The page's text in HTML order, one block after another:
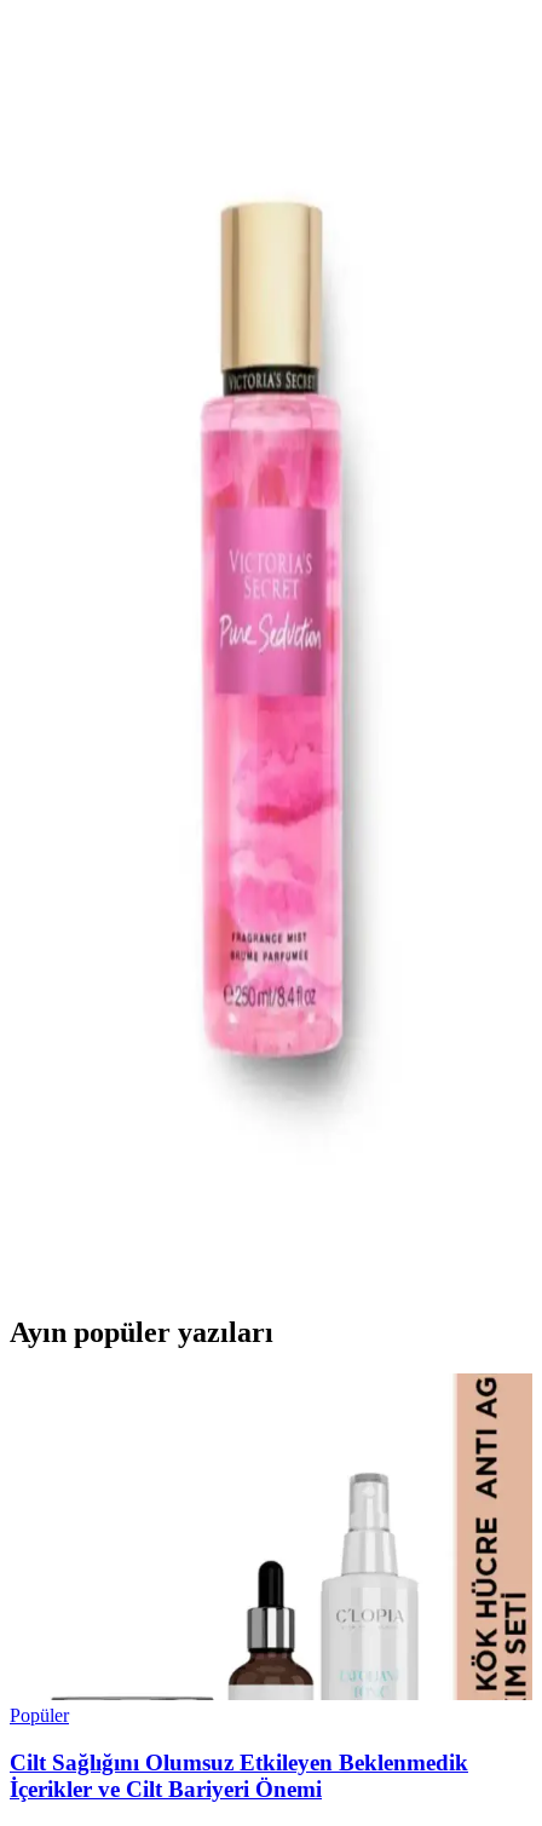
sağlıklı, güvenli ve doğal içerikli kozmetik önerileri sunuyoruz.
Alman Kozmetik Markalarıyla Güvenilir ve Doğal
Saç Bakımı Ürünleri Rehberi
Alman kozmetik markaları, yüksek kalite ve doğal içeriklerle saç
bakımında güvenilir seçenekler sunar. Dermatolojik testler ve
organik içeriklerle saç sağlığını koruyan ürünleri öğrenin.
Lancome Juicy Tubes Nemlendirici Lip Gloss
İncelemesi ve Kullanıcı Deneyimleri
Lancome Juicy Tubes, 20 yılı aşkın süredir popüler olan, parlaklık
katan nemlendirici lip gloss ürünüdür. Kullanımı kolay ve taşınabilir
Espoir Dewlike Jello Glowrizer ve So Natural All
Day Fixx Mist Ürün İncelemesi ve Tasarruf
Espoir Dewlike Jello Glowrizer ve So Natural All Day Tight Make
Up Setting Fixx Mist, makyajda cam cilt efekti ve uzun süre kalıcılık
sunar. Ürünlerin özellikleri, kullanım önerileri ve bütçe dostu satın
alma yöntemleri detaylıca incelenmiştir.
Combinal Kirpik Lifting Solüsyonu: Doğal ve Uzun
Süreli Kirpik Kaldırma Çözümü
Combinal Kirpik Lifting Solüsyonu, doğal yapıya zarar vermeden
uzun süre kalıcı etkiler sağlayan güvenilir bir kozmetik ürünüdür.
Gözleri belirginleştirir ve ifadeyi güçlendirir.
Ayın popüler yazıları
Popüler
Cilt Sağlığını Olumsuz Etkileyen Beklenmedik
İçerikler ve Cilt Bariyeri Önemi